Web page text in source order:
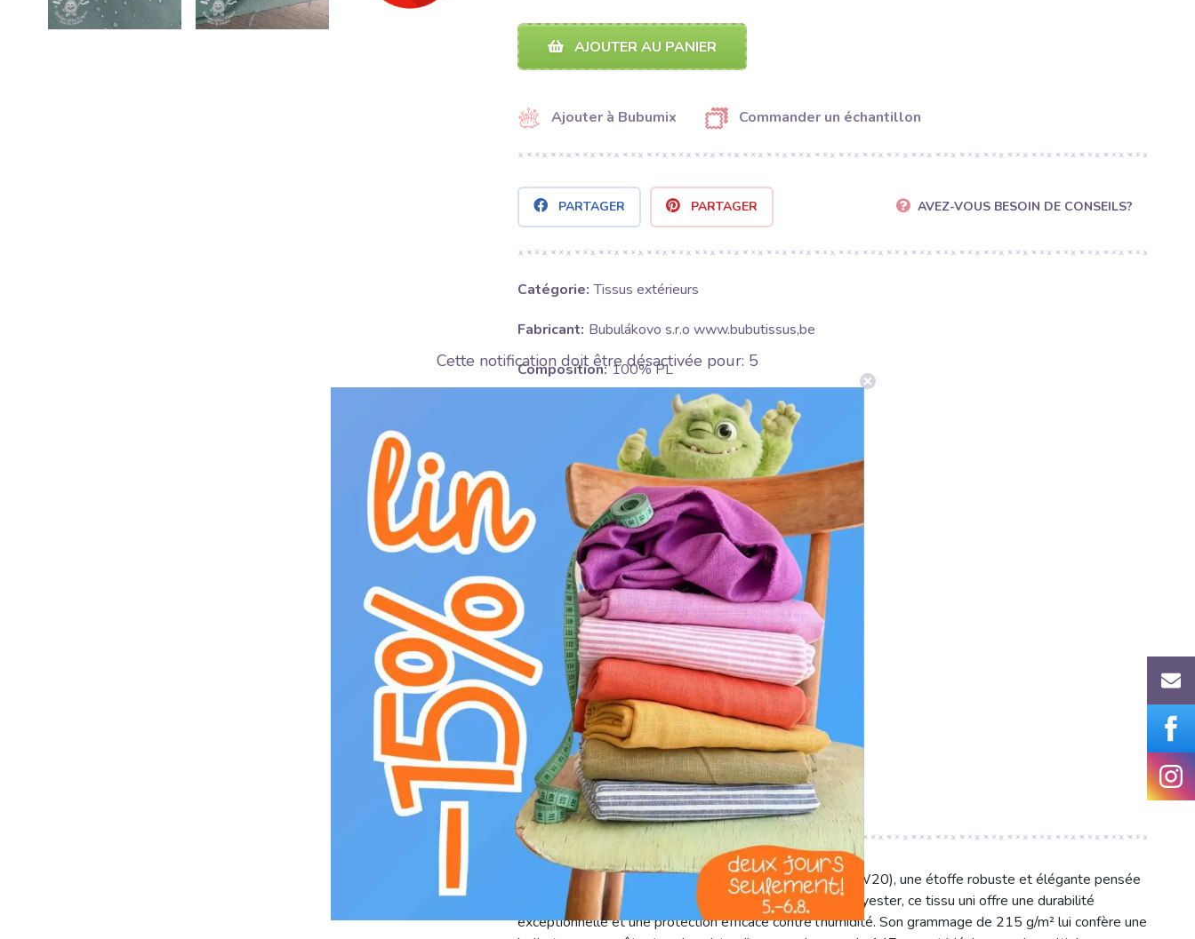
AJOUTER AU PANIER
Ajouter à Bubumix Commander un échantillon
PARTAGER PARTAGER AVEZ-VOUS BESOIN DE CONSEILS?
Catégorie: Tissus extérieurs
Fabricant: Bubulákovo s.r.o www.bubutissus,be
Composition: 100% PL
215 g/m2
Uni
Couleur: vert
Traitement:
U ne pas sécher à machine
H Blanchiment interdit
D repassage fer froid (110°C)
K nettoyage à sec interdit
g lavage à 30°C
Découvrez notre Tissu imperméable old green (SKU: OW20), une étoffe robuste et élégante pensée
pour vos créations d'extérieur. Composé à 100% de polyester, ce tissu uni offre une durabilité
exceptionnelle et une protection efficace contre l'humidité. Son grammage de 215 g/m² lui confère une
Cette notification doit être désactivée pour: 4